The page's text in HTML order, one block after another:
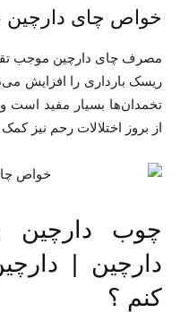
خواص چای دارچین
مصرف چای دارچین موجب
ریسک بارداری را افزایش
تخمدان‌ها بسیار مفید است
از بروز اختلالات رحم نیز
چوب دارچین
دارچین |
کنم ؟